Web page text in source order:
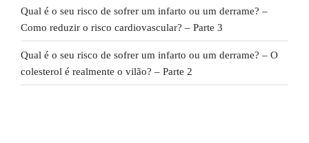
Qual é o seu risco de sofrer um infarto ou um derrame? –
Como reduzir o risco cardiovascular? – Parte 3
Qual é o seu risco de sofrer um infarto ou um derrame? – O
colesterol é realmente o vilão? – Parte 2